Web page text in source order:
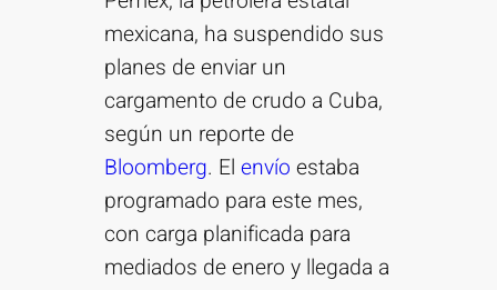
mexicana, ha suspendido sus
planes de enviar un
cargamento de crudo a Cuba,
según un reporte de
Bloomberg. Elenvío estaba
programado para este mes,
con carga planificada para
mediados de enero y llegada a